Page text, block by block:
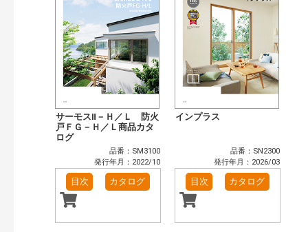
サーモスⅡ－Ｈ／Ｌ 防火
戸ＦＧ－Ｈ／Ｌ商品カタ
ログ
品番：SM3100
発行年月：2022/10
目次 カタログ
インプラス
品番：SN2300
発行年月：2026/03
目次 カタログ